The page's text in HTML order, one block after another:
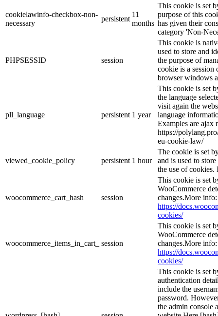
cookielawinfo-checkbox-non-
necessary
persistent
11
months
This cookie is set
purpose of this
has given their
category 'Non-
PHPSESSID session
This cookie is
used to store and
the purpose of
cookie is a session
browser windows
pll_language persistent 1 year
This cookie is set
the language
visit again the
language
Examples are ajax
https://
eu-cookie-law/
viewed_cookie_policy persistent 1 hour
The cookie is set
and is used to
the use of cookies.
woocommerce_cart_hash session
This cookie is set
WooCommerce
changes.More info:
https://
cookies/
woocommerce_items_in_cart_ session
This cookie is set
WooCommerce
changes.More info:
https://
cookies/
This cookie is set
authentication
include the
password.
the admin console